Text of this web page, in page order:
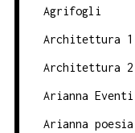
Agrifogli
Architettura
Architettura
Arianna Eventi
Arianna poesia